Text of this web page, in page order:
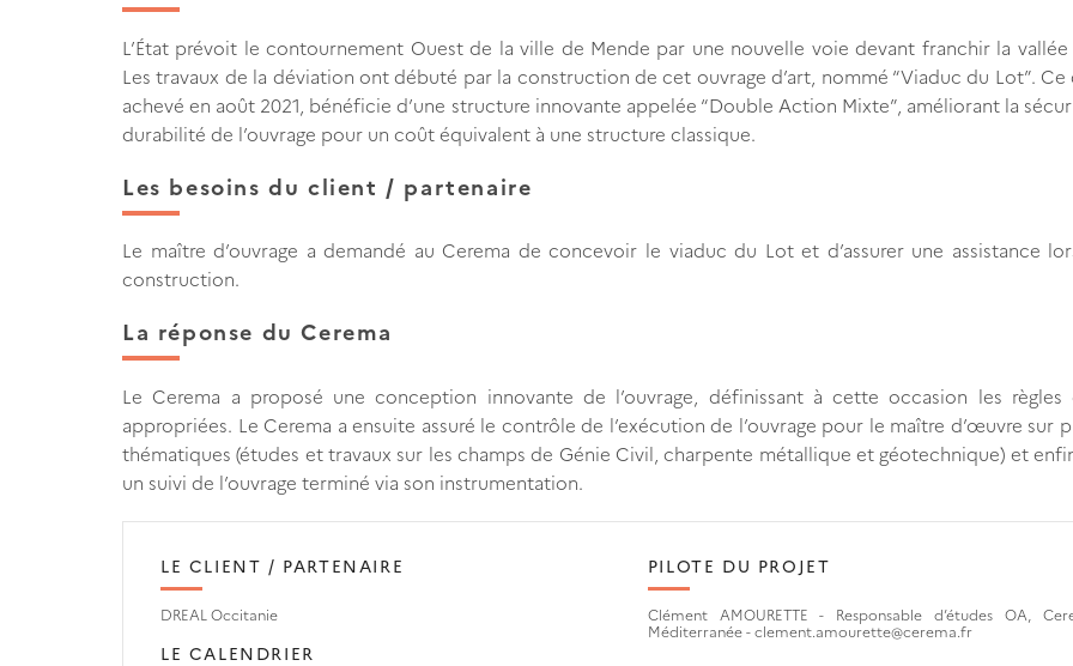
L’État prévoit le contournement Ouest de la ville de Mende par une nouvelle voie devant franchir la
Les travaux de la déviation ont débuté par la construction de cet ouvrage d’art, nommé “Viaduc du Lot”. Ce
achevé en août 2021, bénéficie d’une structure innovante appelée “Double Action Mixte”, améliorant la
durabilité de l’ouvrage pour un coût équivalent à une structure classique.
Les besoins du client / partenaire
Le maître d’ouvrage a demandé au Cerema de concevoir le viaduc du Lot et d’assurer une assistance
construction.
La réponse du Cerema
Le Cerema a proposé une conception innovante de l’ouvrage, définissant à cette occasion les règles
appropriées. Le Cerema a ensuite assuré le contrôle de l’exécution de l’ouvrage pour le maître d’œuvre sur
thématiques (études et travaux sur les champs de Génie Civil, charpente métallique et géotechnique) et
un suivi de l’ouvrage terminé via son instrumentation.
LE CLIENT / PARTENAIRE
DREAL Occitanie
LE CALENDRIER
PILOTE DU PROJET
Clément AMOURETTE - Responsable d’études OA,
Méditerranée - clement.amourette@cerema.fr